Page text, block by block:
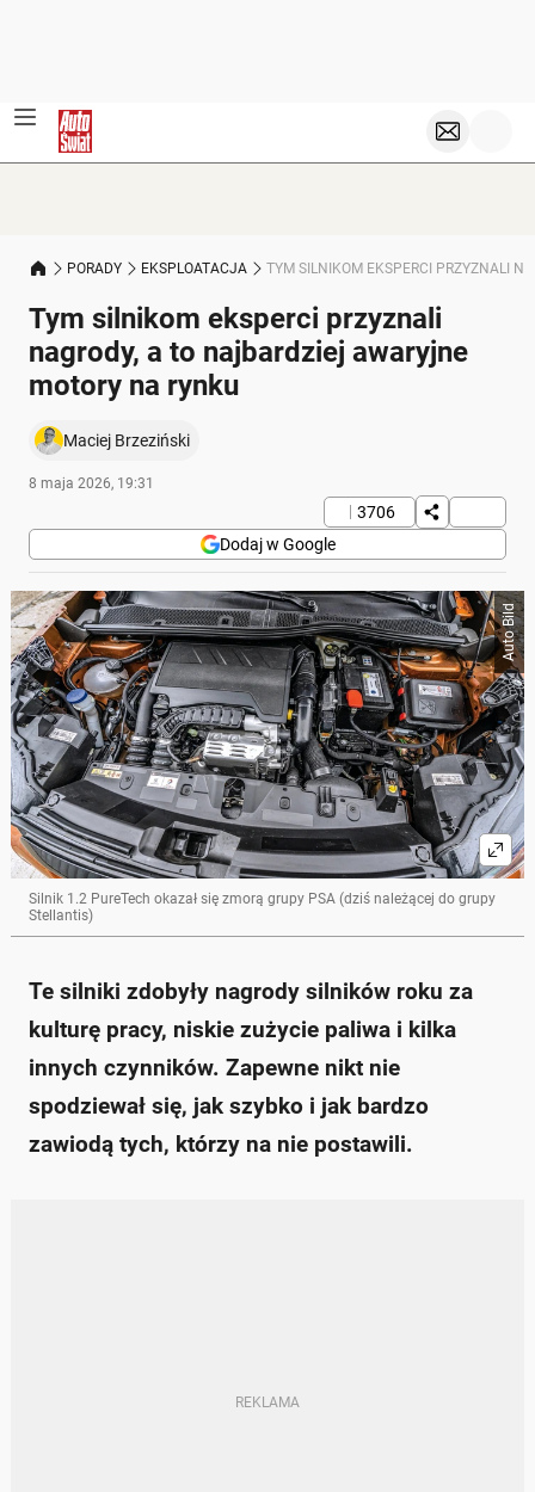
PORADY EKSPLOATACJA TYM SILNIKOM EKSPERCI PRZYZNALI
Tym silnikom eksperci przyznali
nagrody, a to najbardziej awaryjne
motory na rynku
Maciej Brzeziński
8 maja 2026, 19:31
3706
Dodaj w Google
Auto Bild
Silnik 1.2 PureTech okazał się zmorą grupy PSA (dziś należącej do grupy
Stellantis)
Te silniki zdobyły nagrody silników roku za
kulturę pracy, niskie zużycie paliwa i kilka
innych czynników. Zapewne nikt nie
spodziewał się, jak szybko i jak bardzo
zawiodą tych, którzy na nie postawili.